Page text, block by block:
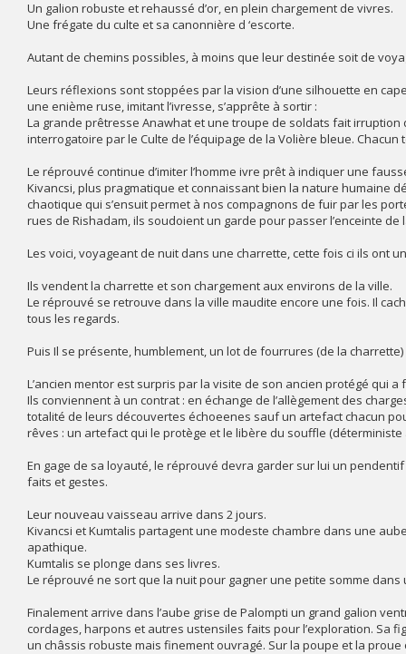
Un galion robuste et rehaussé d’or, en plein chargement de vivres.
Une frégate du culte et sa canonnière d ‘escorte.
Autant de chemins possibles, à moins que leur destinée soit de
Leurs réflexions sont stoppées par la vision d’une silhouette en
une enième ruse, imitant l’ivresse, s’apprête à sortir :
La grande prêtresse Anawhat et une troupe de soldats fait
interrogatoire par le Culte de l’équipage de la Volière bleue.
Le réprouvé continue d’imiter l’homme ivre prêt à indiquer une
Kivancsi, plus pragmatique et connaissant bien la nature humaine
chaotique qui s’ensuit permet à nos compagnons de fuir par les
rues de Rishadam, ils soudoient un garde pour passer l’enceinte
Les voici, voyageant de nuit dans une charrette, cette fois ci ils ont
Ils vendent la charrette et son chargement aux environs de la ville.
Le réprouvé se retrouve dans la ville maudite encore une fois. Il
tous les regards.
Puis Il se présente, humblement, un lot de fourrures (de la
L’ancien mentor est surpris par la visite de son ancien protégé qui
Ils conviennent à un contrat : en échange de l’allègement des
totalité de leurs découvertes échoeenes sauf un artefact chacun
rêves : un artefact qui le protège et le libère du souffle (déterministe
En gage de sa loyauté, le réprouvé devra garder sur lui un
faits et gestes.
Leur nouveau vaisseau arrive dans 2 jours.
Kivancsi et Kumtalis partagent une modeste chambre dans une
apathique.
Kumtalis se plonge dans ses livres.
Le réprouvé ne sort que la nuit pour gagner une petite somme
Finalement arrive dans l’aube grise de Palompti un grand galion
cordages, harpons et autres ustensiles faits pour l’exploration. Sa
un châssis robuste mais finement ouvragé. Sur la poupe et la